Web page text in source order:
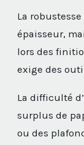
La
épaisseur,
lors des
exige des
La difficulté
surplus de
ou des